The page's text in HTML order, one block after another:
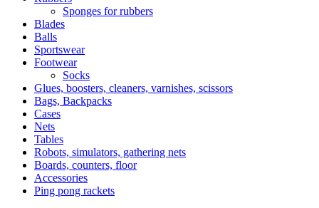
Sponges for rubbers
Blades
Balls
Sportswear
Footwear
Socks
Glues, boosters, cleaners, varnishes, scissors
Bags, Backpacks
Cases
Nets
Tables
Robots, simulators, gathering nets
Boards, counters, floor
Accessories
Ping pong rackets